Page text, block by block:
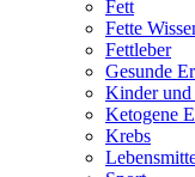
Fett
Fette
Fettleber
Gesunde
Kinder und
Ketogene
Krebs